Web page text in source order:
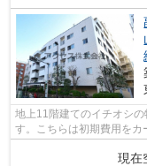
地上11階建てのイチオシ
す。こちらは初期費用をカ
続きの手間が省けます。こ
現在